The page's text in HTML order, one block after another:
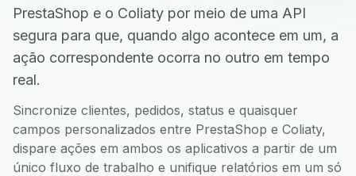
PrestaShop e o Coliaty por meio de uma API
segura para que, quando algo acontece em um, a
ação correspondente ocorra no outro em tempo
real.
Sincronize clientes, pedidos, status e quaisquer
campos personalizados entre PrestaShop e Coliaty,
dispare ações em ambos os aplicativos a partir de um
único fluxo de trabalho e unifique relatórios em um só